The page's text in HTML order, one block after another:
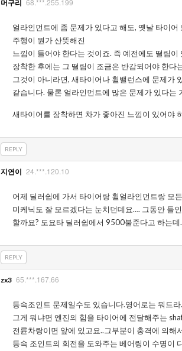
머구리 68.***.255.199
얼라인먼트에 좀 문제가 있다고 해도, 옛날 타이
주행이 뭔가 산뜻해진
느낌이 들어야 한다는 것이죠. 즉 예전에도 떨림이
장착한 후에는 그 떨림이 조금은 반감되어야 한다
그것이 아니라면, 새타이어나 휠밸런스에 문제가
같습니다. 물론 얼라인먼트에 많은 문제가 있다는
새타이어를 장착하면 차가 좋아진 느낌이 있어야
REPLY
지연이 24.***.120.10
어제 딜러쉽에 가서 타이어랑 휠얼라인먼트랑 모
미케닉도 잘 모르겠다는 눈치던데요…. 그동안 들
할까요? 도요타 딜러쉽에서 9500불준다고 하는데
REPLY
zx3 65.***.167.66
등속조인트 문제일수도 있습니다.영어로는 뭐드
그게 뭐냐면 엔진의 힘을 타이어에 전달해주는
전륜차랑이면 앞에 있고요..그부분이 충격에 의해
등속 조인트의 회전을 도와주는 베어링이 수명이